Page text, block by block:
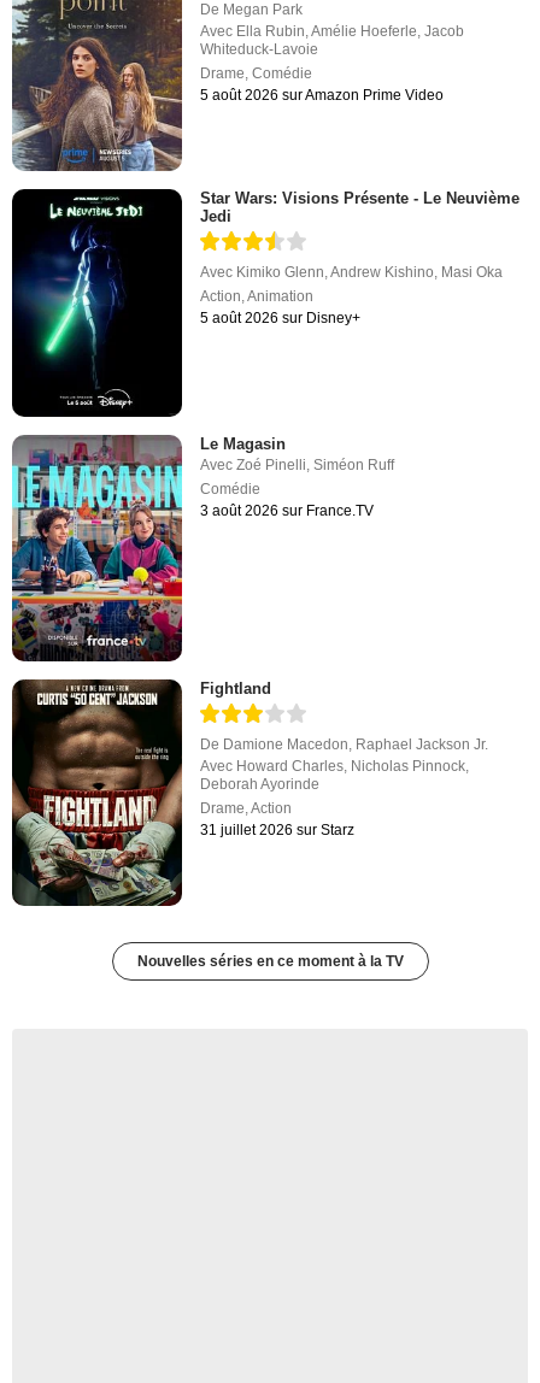
De Megan Park
Avec Ella Rubin,Amélie Hoeferle,Jacob
Whiteduck-Lavoie
Drame,Comédie
5 août 2026 sur Amazon Prime Video
Star Wars: Visions Présente - Le Neuvième
Jedi
Avec Kimiko Glenn,Andrew Kishino, Masi Oka
Action,Animation
5 août 2026 sur Disney+
Le Magasin
AvecZoé Pinelli ,Siméon Ruff
Comédie
3 août 2026 sur France.TV
Fightland
De Damione Macedon, Raphael Jackson Jr.
Avec Howard Charles, Nicholas Pinnock,
Deborah Ayorinde
Drame,Action
31 juillet 2026 sur Starz
Nouvelles séries en ce moment à la TV